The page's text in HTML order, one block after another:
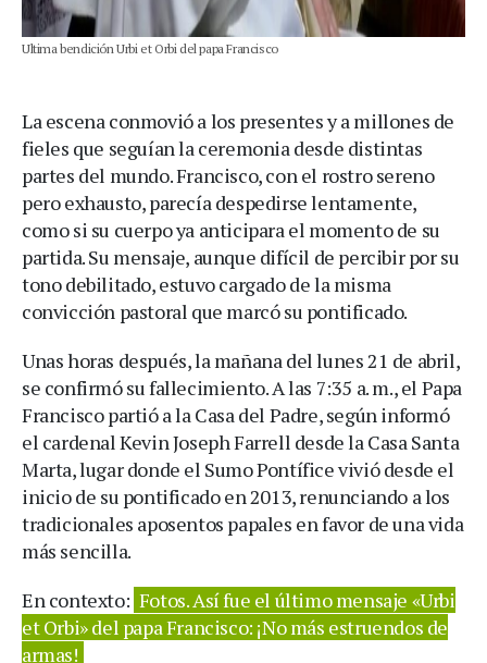
Ultima bendición Urbi et Orbi del papa Francisco
La escena conmovió a los presentes y a millones de
fieles que seguían la ceremonia desde distintas
partes del mundo. Francisco, con el rostro sereno
pero exhausto, parecía despedirse lentamente,
como si su cuerpo ya anticipara el momento de su
partida. Su mensaje, aunque difícil de percibir por su
tono debilitado, estuvo cargado de la misma
convicción pastoral que marcó su pontificado.
Unas horas después, la mañana del lunes 21 de abril,
se confirmó su fallecimiento. A las 7:35 a. m., el Papa
Francisco partió a la Casa del Padre, según informó
el cardenal Kevin Joseph Farrell desde la Casa Santa
Marta, lugar donde el Sumo Pontífice vivió desde el
inicio de su pontificado en 2013, renunciando a los
tradicionales aposentos papales en favor de una vida
más sencilla.
En contexto: Fotos. Así fue el último mensaje «Urbi
et Orbi» del papa Francisco: ¡No más estruendos de
armas!